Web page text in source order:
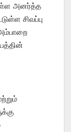
அனர்த்த
சிவப்பு